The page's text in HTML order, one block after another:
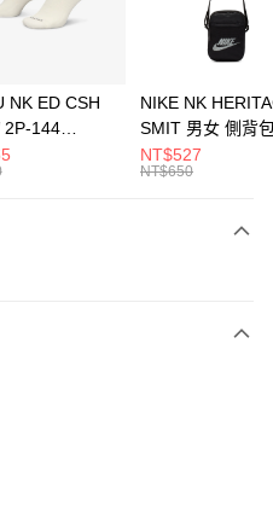
彰化商業銀行
。
後，將跳轉至「AFTEE先享後付」
簡訊。
簡訊中的連結，可透過四大超商／
方視為交易完成。
)免運費
)免運費
)免運費
NK ED CSH
2P-144
男女 短統襪
NIKE NK
SMIT 男女 側背
BA5871010
NT$527
NT$650